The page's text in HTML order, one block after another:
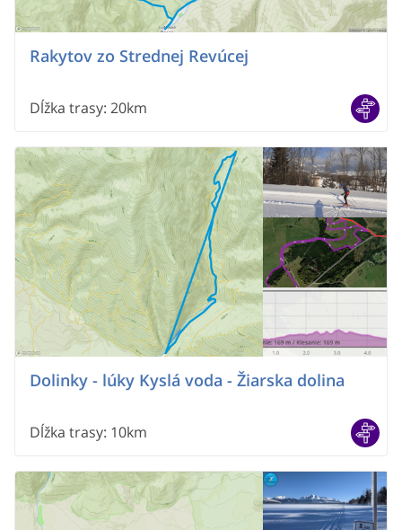
Rakytov zo Strednej Revúcej
Dĺžka trasy: 20km
Dolinky - lúky Kyslá voda - Žiarska dolina
Dĺžka trasy: 10km